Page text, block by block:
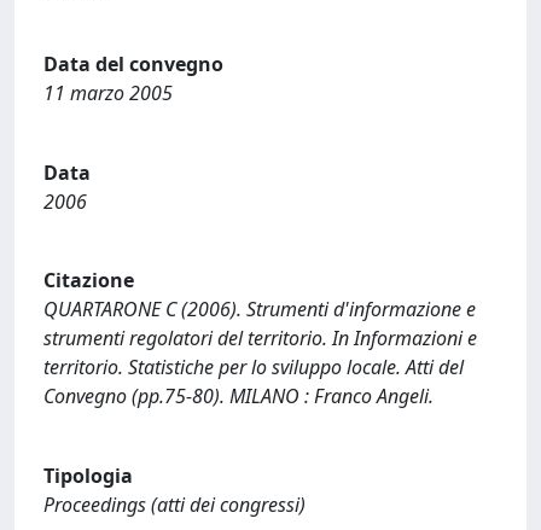
Data del convegno
11 marzo 2005
Data
2006
Citazione
QUARTARONE C (2006). Strumenti d'informazione e
strumenti regolatori del territorio. In Informazioni e
territorio. Statistiche per lo sviluppo locale. Atti del
Convegno (pp.75-80). MILANO : Franco Angeli.
Tipologia
Proceedings (atti dei congressi)